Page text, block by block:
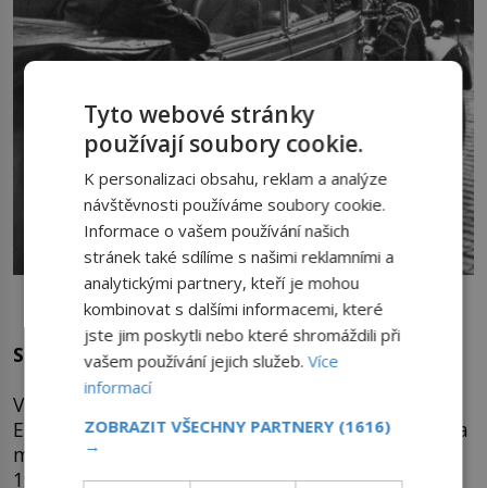
Vůdce míří pryč z Prahy. Na cestu si vezme i vzácná díla z
Pražského Hradu.
Sebere vzácné tapisérie
V 14.30 potom přijímá k rozhovoru prezidenta
Emila Háchu. O půl hodiny později přijde řada i na
ministra obrany, generála
1970). „Jsem rád, že vás armáda poslechla,“ říká
Tyto webové stránky
používají soubory cookie.
K personalizaci obsahu, reklam a analýze
návštěvnosti používáme soubory cookie.
Informace o vašem používání našich
stránek také sdílíme s našimi reklamními a
analytickými partnery, kteří je mohou
kombinovat s dalšími informacemi, které
jste jim poskytli nebo které shromáždili při
vašem používání jejich služeb.Více
informací
ZOBRAZIT VŠECHNY PARTNERY (1616)
→